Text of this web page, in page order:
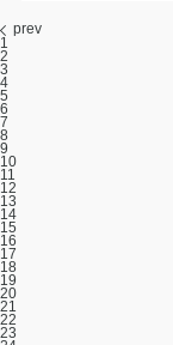
prev
1
2
3
4
5
6
7
8
9
10
11
12
13
14
15
16
17
18
19
20
21
22
23